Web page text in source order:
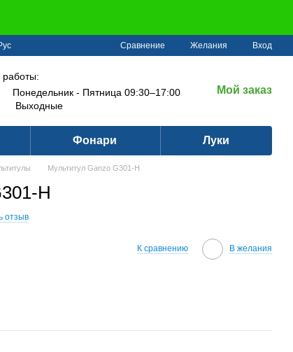
Сравнение Желания Вход
работы:
Понедельник - Пятница 09:30–17:00
Выходные
Мой заказ
Фонари Луки
Мультитул Ganzo G301-H
H
отзыв
К сравнению В желания